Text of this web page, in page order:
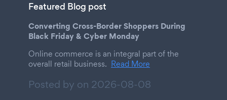
Featured Blog post
Converting Cross-Border Shoppers During
Black Friday & Cyber Monday
Online commerce is an integral part of the
overall retail business. Read More
Posted by on 2026-08-08